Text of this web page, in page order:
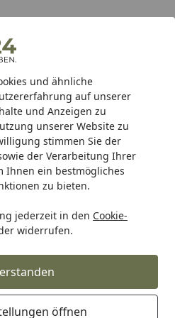
und ähnliche
auf unserer
und Anzeigen zu
unserer Website zu
stimmen Sie der
der Verarbeitung Ihrer
Ihnen ein bestmögliches
zu bieten.
jederzeit in den Cookie-
widerrufen.
öffnen
Hotline
Sandfilteranlage & Pool-
bis 468,99€)
Zubehör für
10 mm